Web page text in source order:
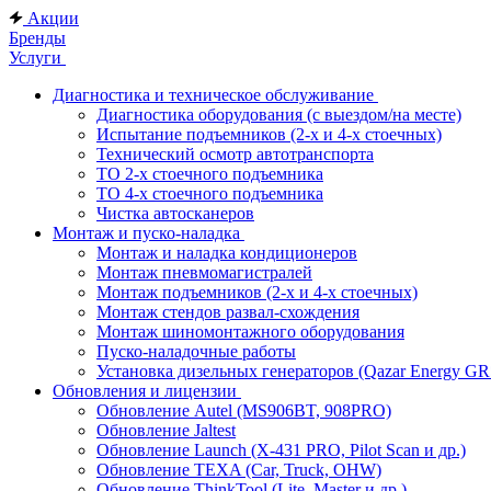
Акции
Бренды
Услуги
Диагностика и техническое обслуживание
Диагностика оборудования (с выездом/на месте)
Испытание подъемников (2-х и 4-х стоечных)
Технический осмотр автотранспорта
ТО 2-х стоечного подъемника
ТО 4-х стоечного подъемника
Чистка автосканеров
Монтаж и пуско-наладка
Монтаж и наладка кондиционеров
Монтаж пневмомагистралей
Монтаж подъемников (2-х и 4-х стоечных)
Монтаж стендов развал-схождения
Монтаж шиномонтажного оборудования
Пуско-наладочные работы
Установка дизельных генераторов (Qazar Energy
Обновления и лицензии
Обновление Autel (MS906BT, 908PRO)
Обновление Jaltest
Обновление Launch (X-431 PRO, Pilot Scan и др.)
Обновление TEXA (Car, Truck, OHW)